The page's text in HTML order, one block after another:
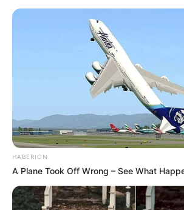
consumo.
Fonte: Brasil 61
ECONOMIA 16/07/2024
ShareFacebookWhatsAppTelegramMessenger
X
HABERION
A Plane Took Off Wrong – See What